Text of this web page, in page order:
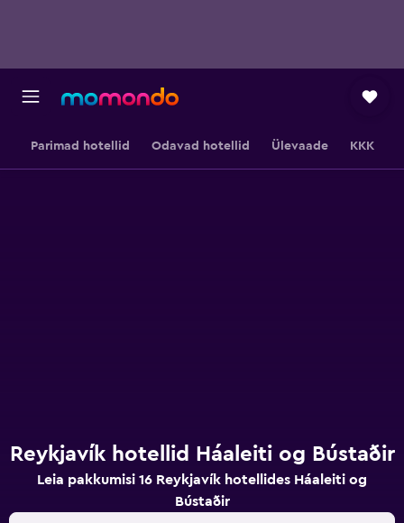
Parimad hotellid Odavad hotellid Ülevaade KKK
Reykjavík hotellid Háaleiti og Bústaðir
Leia pakkumisi 16 Reykjavík hotellides Háaleiti og
Bústaðir